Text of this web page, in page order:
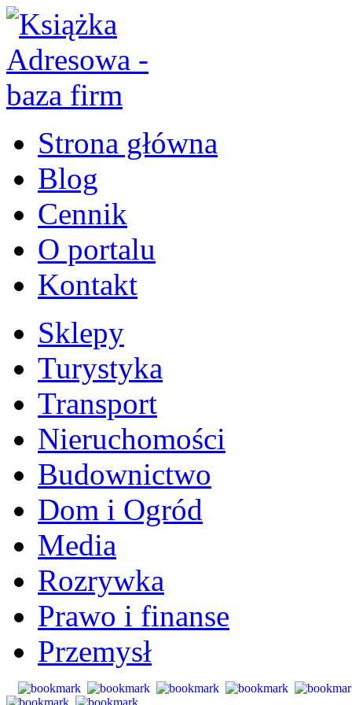
Strona główna
Blog
Cennik
O portalu
Kontakt
Sklepy
Turystyka
Transport
Nieruchomości
Budownictwo
Dom i Ogród
Media
Rozrywka
Prawo i finanse
Przemysł